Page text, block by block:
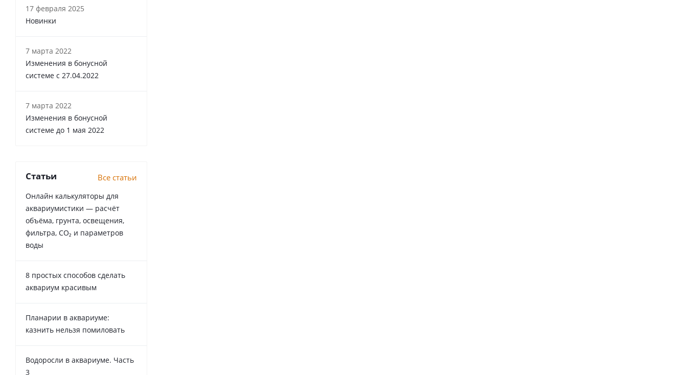
17 февраля 2025
Новинки
7 марта 2022
Изменения в бонусной
системе с 27.04.2022
7 марта 2022
Изменения в бонусной
системе до 1 мая 2022
Статьи Все статьи
Онлайн калькуляторы для
аквариумистики — расчёт
объёма, грунта, освещения,
фильтра, CO₂ и параметров
воды
8 простых способов сделать
аквариум красивым
Планарии в аквариуме:
казнить нельзя помиловать
Водоросли в аквариуме. Часть
3